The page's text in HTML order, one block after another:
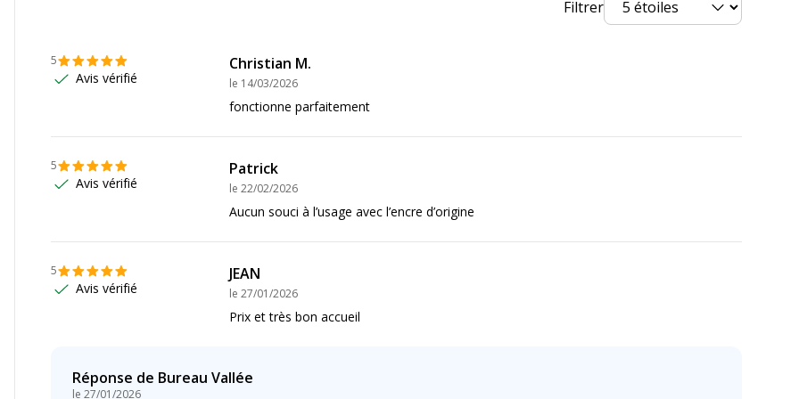
Smart Pro MFC-
Produit Neuf
8 cm Impact environnemental
Filtrer
5
Avis vérifié
Christian M.
le 14/03/2026
fonctionne parfaitement
5
Avis vérifié
Patrick
le 22/02/2026
Aucun souci à l’usage avec l’encre d’origine
5
Avis vérifié
JEAN
le 27/01/2026
Prix et très bon accueil
Réponse de Bureau Vallée
le 27/01/2026